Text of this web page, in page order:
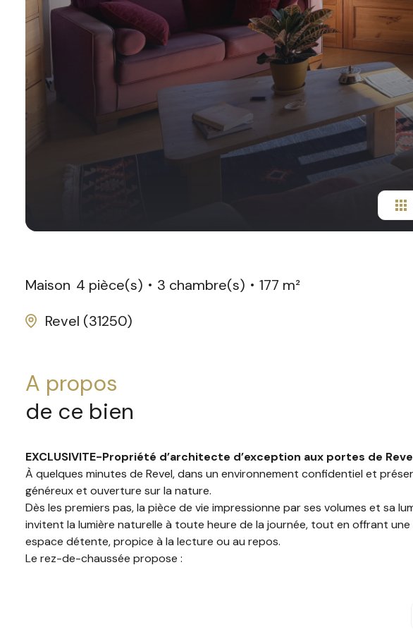
Maison 4 pièce(s) 3 chambre(s)
177 m²
Revel (31250)
a propos
de ce bien
EXCLUSIVITE-Propriété d’architecte d’exception aux portes de
À quelques minutes de Revel, dans un environnement confidentiel et
généreux et ouverture sur la nature.
Dès les premiers pas, la pièce de vie impressionne par ses volumes et sa
invitent la lumière naturelle à toute heure de la journée, tout en offrant
espace détente, propice à la lecture ou au repos.
Le rez-de-chaussée propose :